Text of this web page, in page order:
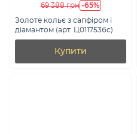
69 388 грн -65%
Золоте кольє з сапфіром і
діамантом (арт. Ц011753бс)
Купити